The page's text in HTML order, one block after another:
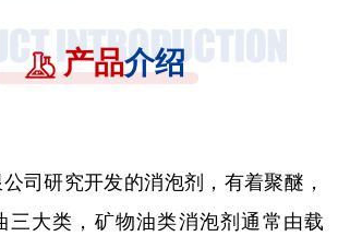
产品介绍
司研究开发的消泡剂，有着聚醚，
大类， 矿物油类消泡剂通常由载